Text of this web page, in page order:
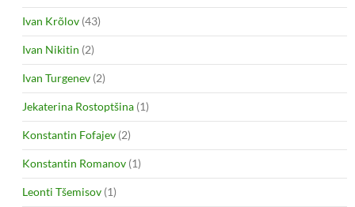
Ivan Krõlov (43)
Ivan Nikitin (2)
Ivan Turgenev (2)
Jekaterina Rostoptšina (1)
Konstantin Fofajev (2)
Konstantin Romanov (1)
Leonti Tšemisov (1)